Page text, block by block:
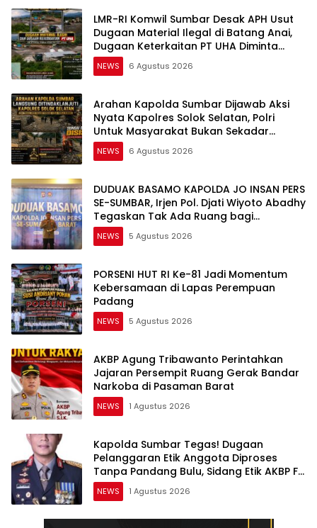
LMR-RI Komwil Sumbar Desak APH Usut
Dugaan Material Ilegal di Batang Anai,
Dugaan Keterkaitan PT UHA Diminta
Diselidiki Tuntas
NEWS 6 Agustus 2026
Arahan Kapolda Sumbar Dijawab Aksi
Nyata Kapolres Solok Selatan, Polri
Untuk Masyarakat Bukan Sekadar
Slogan
NEWS 6 Agustus 2026
DUDUAK BASAMO KAPOLDA JO INSAN PERS
SE-SUMBAR, Irjen Pol. Djati Wiyoto Abadhy
Tegaskan Tak Ada Ruang bagi
Pelanggar Hukum di Internal Polri
NEWS 5 Agustus 2026
PORSENI HUT RI Ke-81 Jadi Momentum
Kebersamaan di Lapas Perempuan
Padang
NEWS 5 Agustus 2026
AKBP Agung Tribawanto Perintahkan
Jajaran Persempit Ruang Gerak Bandar
Narkoba di Pasaman Barat
NEWS 1 Agustus 2026
Kapolda Sumbar Tegas! Dugaan
Pelanggaran Etik Anggota Diproses
Tanpa Pandang Bulu, Sidang Etik AKBP F
Dipercepat
NEWS 1 Agustus 2026